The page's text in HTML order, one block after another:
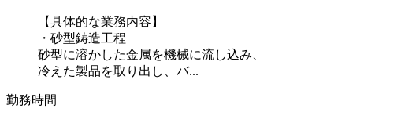
【具体的な業務内容】
・砂型鋳造工程
砂型に溶かした金属を機械に流し込み、
冷えた製品を取り出し、バ...
勤務時間